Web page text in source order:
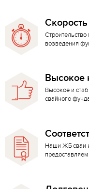
возведения
Высокое
Высокое и
свайного
Наши ЖБ сваи